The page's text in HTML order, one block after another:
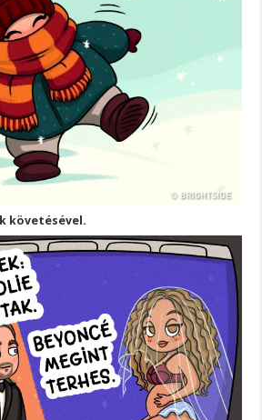
követésével.